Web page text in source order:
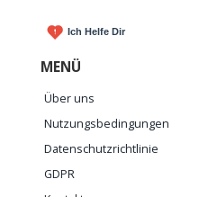
MENÜ
Über uns
Nutzungsbedingungen
Datenschutzrichtlinie
GDPR